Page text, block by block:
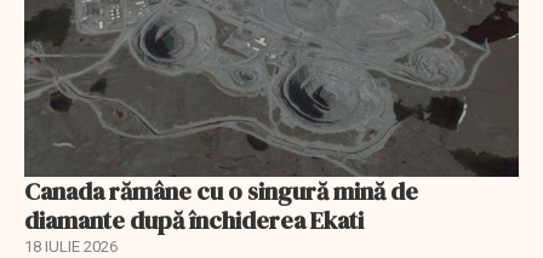
Canada rămâne cu o singură mină de
diamante după închiderea Ekati
18 IULIE 2026